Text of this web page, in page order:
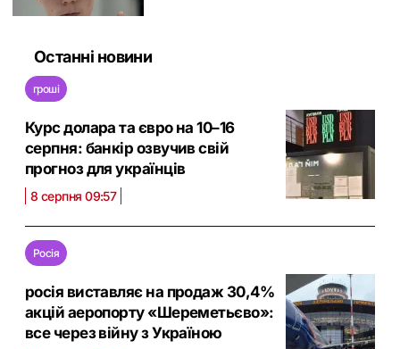
Останні новини
гроші
Курс долара та євро на 10–16
серпня: банкір озвучив свій
прогноз для українців
8 серпня 09:57
Росія
росія виставляє на продаж 30,4%
акцій аеропорту «Шереметьєво»:
все через війну з Україною